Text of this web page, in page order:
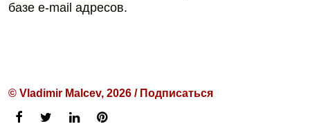
базе e-mail адресов.
© Vladimir Malcev, 2026 / Подписаться